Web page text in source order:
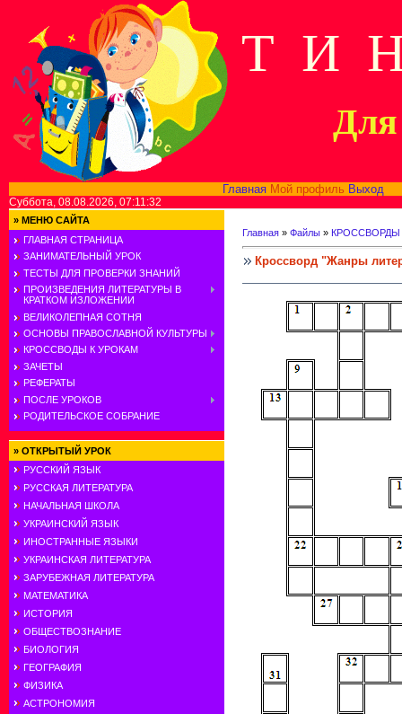
Т И
Для
Главная Мой профиль Выход
Суббота, 08.08.2026, 07:11:32
» МЕНЮ САЙТА
ГЛАВНАЯ СТРАНИЦА
ЗАНИМАТЕЛЬНЫЙ УРОК
ТЕСТЫ ДЛЯ ПРОВЕРКИ ЗНАНИЙ
ПРОИЗВЕДЕНИЯ ЛИТЕРАТУРЫ В
КРАТКОМ ИЗЛОЖЕНИИ
ВЕЛИКОЛЕПНАЯ СОТНЯ
ОСНОВЫ ПРАВОСЛАВНОЙ КУЛЬТУРЫ
КРОССВОДЫ К УРОКАМ
ЗАЧЕТЫ
РЕФЕРАТЫ
ПОСЛЕ УРОКОВ
РОДИТЕЛЬСКОЕ СОБРАНИЕ
» ОТКРЫТЫЙ УРОК
РУССКИЙ ЯЗЫК
РУССКАЯ ЛИТЕРАТУРА
НАЧАЛЬНАЯ ШКОЛА
УКРАИНСКИЙ ЯЗЫК
ИНОСТРАННЫЕ ЯЗЫКИ
УКРАИНСКАЯ ЛИТЕРАТУРА
ЗАРУБЕЖНАЯ ЛИТЕРАТУРА
МАТЕМАТИКА
ИСТОРИЯ
ОБЩЕСТВОЗНАНИЕ
БИОЛОГИЯ
ГЕОГРАФИЯ
ФИЗИКА
АСТРОНОМИЯ
Главная » Файлы » КРОССВОРДЫ
Кроссворд "Жанры